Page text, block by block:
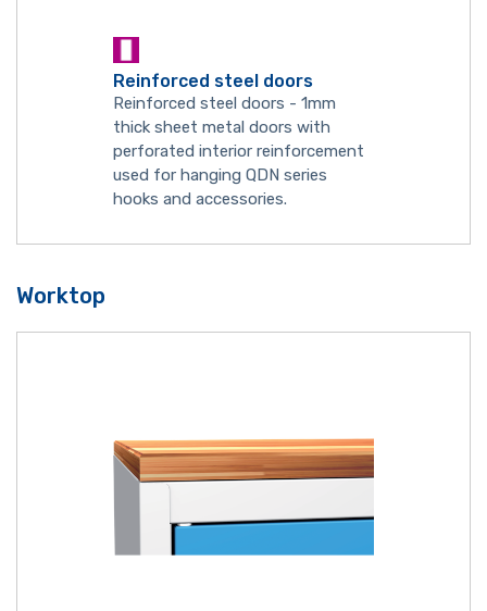
Reinforced steel doors
Reinforced steel doors - 1mm
thick sheet metal doors with
perforated interior reinforcement
used for hanging QDN series
hooks and accessories.
Worktop